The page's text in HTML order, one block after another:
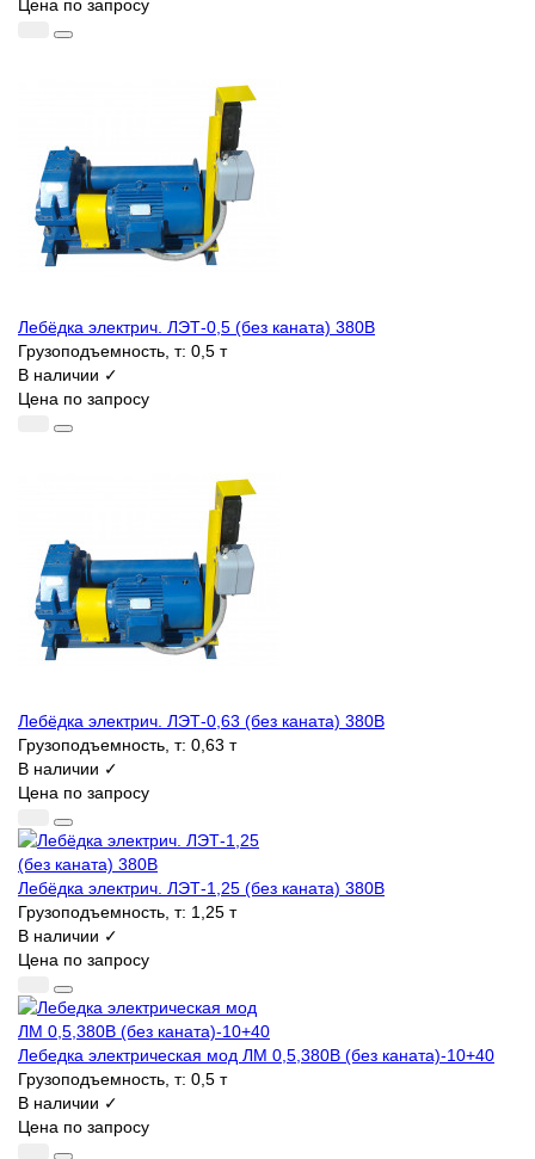
Цена по запросу
Лебёдка электрич. ЛЭТ-0,5 (без каната) 380В
Грузоподъемность, т: 0,5 т
В наличии ✓
Цена по запросу
Лебёдка электрич. ЛЭТ-0,63 (без каната) 380В
Грузоподъемность, т: 0,63 т
В наличии ✓
Цена по запросу
Лебёдка электрич. ЛЭТ-1,25 (без каната) 380В
Грузоподъемность, т: 1,25 т
В наличии ✓
Цена по запросу
Лебедка электрическая мод ЛМ 0,5,380В (без каната)-10+40
Грузоподъемность, т: 0,5 т
В наличии ✓
Цена по запросу